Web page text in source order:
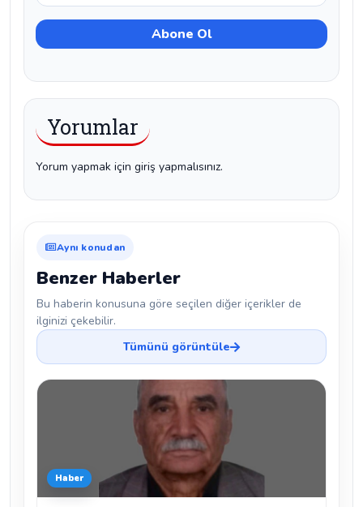
Yorumlar
Yorum yapmak için giriş yapmalısınız.
Aynı konudan
Benzer Haberler
Bu haberin konusuna göre seçilen diğer içerikler de
ilginizi çekebilir.
Tümünü görüntüle
Haber